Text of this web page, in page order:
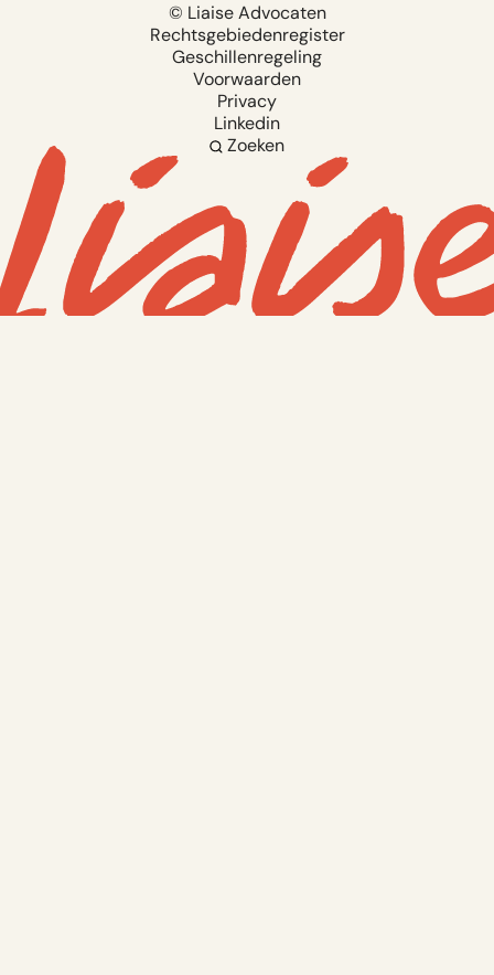
© Liaise Advocaten
Rechtsgebiedenregister
Geschillenregeling
Voorwaarden
Privacy
Linkedin
Zoeken